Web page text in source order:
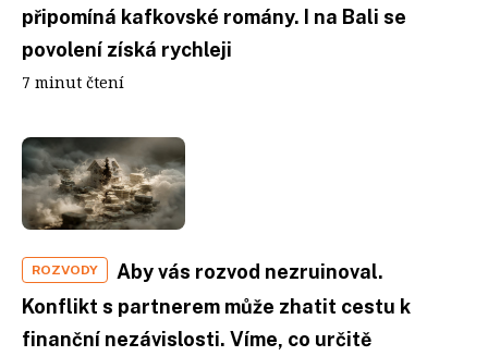
připomíná kafkovské romány. I na Bali se
povolení získá rychleji
7 minut čtení
ROZVODY
Aby vás rozvod nezruinoval.
Konflikt s partnerem může zhatit cestu k
finanční nezávislosti. Víme, co určitě